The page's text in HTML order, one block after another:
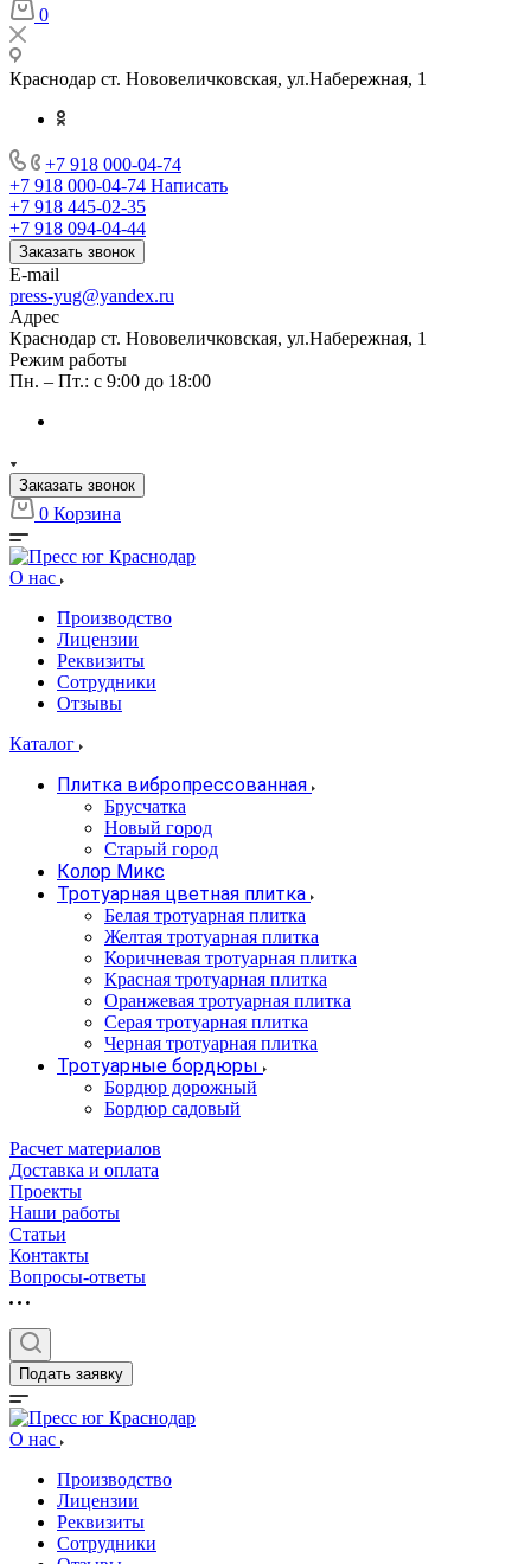
0
Краснодар ст. Нововеличковская, ул.Набережная, 1
+7 918 000-04-74
+7 918 000-04-74 Написать
+7 918 445-02-35
+7 918 094-04-44
Заказать звонок
E-mail
press-yug@yandex.ru
Адрес
Краснодар ст. Нововеличковская, ул.Набережная, 1
Режим работы
Пн. – Пт.: с 9:00 до 18:00
Заказать звонок
0 Корзина
О нас
Производство
Лицензии
Реквизиты
Сотрудники
Отзывы
Каталог
Плитка вибропрессованная
Брусчатка
Новый город
Старый город
Колор Микс
Тротуарная цветная плитка
Белая тротуарная плитка
Желтая тротуарная плитка
Коричневая тротуарная плитка
Красная тротуарная плитка
Оранжевая тротуарная плитка
Серая тротуарная плитка
Черная тротуарная плитка
Тротуарные бордюры
Бордюр дорожный
Бордюр садовый
Расчет материалов
Доставка и оплата
Проекты
Наши работы
Статьи
Контакты
Вопросы-ответы
Подать заявку
О нас
Производство
Лицензии
Реквизиты
Сотрудники